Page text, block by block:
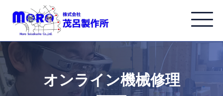
オンライン機械修理